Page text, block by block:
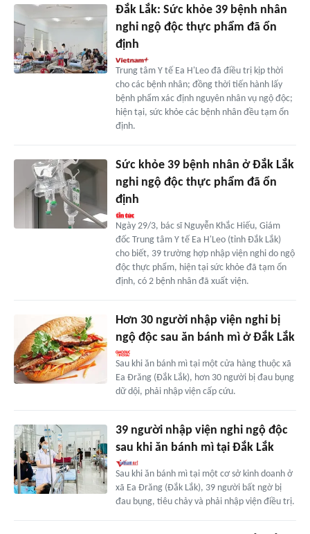
Đắk Lắk: Sức khỏe 39 bệnh nhân
nghi ngộ độc thực phẩm đã ổn
định
Trung tâm Y tế Ea H'Leo đã điều trị kịp thời
cho các bệnh nhân; đồng thời tiến hành lấy
bệnh phẩm xác định nguyên nhân vụ ngộ độc;
hiện tại, sức khỏe các bệnh nhân đều tạm ổn
định.
Sức khỏe 39 bệnh nhân ở Đắk Lắk
nghi ngộ độc thực phẩm đã ổn
định
Ngày 29/3, bác sĩ Nguyễn Khắc Hiếu, Giám
đốc Trung tâm Y tế Ea H'Leo (tỉnh Đắk Lắk)
cho biết, 39 trường hợp nhập viện nghi do ngộ
độc thực phẩm, hiện tại sức khỏe đã tạm ổn
định, có 2 bệnh nhân đã xuất viện.
Hơn 30 người nhập viện nghi bị
ngộ độc sau ăn bánh mì ở Đắk Lắk
Sau khi ăn bánh mì tại một cửa hàng thuộc xã
Ea Đrăng (Đắk Lắk), hơn 30 người bị đau bụng
dữ dội, phải nhập viện cấp cứu.
39 người nhập viện nghi ngộ độc
sau khi ăn bánh mì tại Đắk Lắk
Sau khi ăn bánh mì tại một cơ sở kinh doanh ở
xã Ea Đrăng (Đắk Lắk), 39 người bất ngờ bị
đau bụng, tiêu chảy và phải nhập viện điều trị.